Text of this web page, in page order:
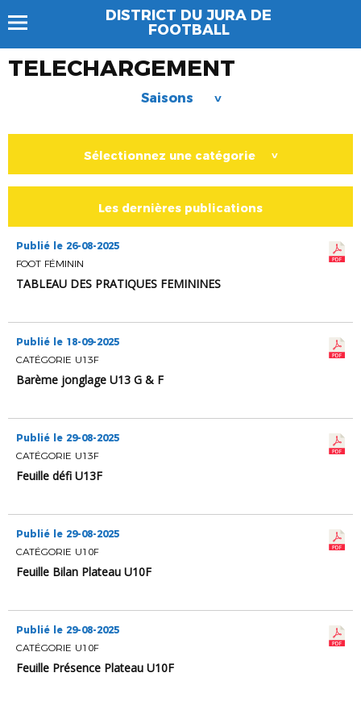
DISTRICT DU JURA DE
FOOTBALL
TELECHARGEMENT
Saisons >
Sélectionnez une catégorie >
Les dernières publications
Publié le 26-08-2025
FOOT FÉMININ
TABLEAU DES PRATIQUES FEMININES
Publié le 18-09-2025
CATÉGORIE U13F
Barème jonglage U13 G & F
Publié le 29-08-2025
CATÉGORIE U13F
Feuille défi U13F
Publié le 29-08-2025
CATÉGORIE U10F
Feuille Bilan Plateau U10F
Publié le 29-08-2025
CATÉGORIE U10F
Feuille Présence Plateau U10F